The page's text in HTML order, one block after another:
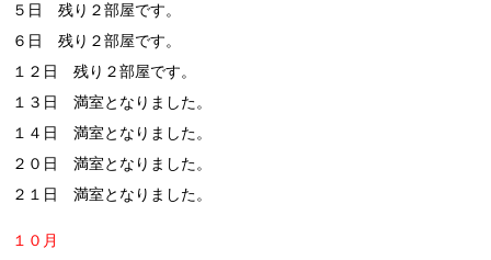
５日 残り２部屋です。
６日 残り２部屋です。
１２日 残り２部屋です。
１３日 満室となりました。
１４日 満室となりました。
２０日 満室となりました。
２１日 満室となりました。
１０月